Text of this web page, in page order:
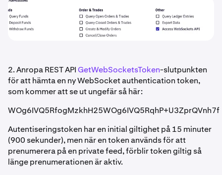
2. Anropa REST API GetWebSocketsToken-slutpunkten
för att hämta en ny WebSocket authentication token,
som kommer att se ut ungefär så här:
WOg6IVQ5RfogMzkhH25WOg6IVQ5RqhP+U3ZprQVnh7f
Autentiseringstoken har en initial giltighet på 15 minuter
(900 sekunder), men när en token används för att
prenumerera på en private feed, förblir token giltig så
länge prenumerationen är aktiv.